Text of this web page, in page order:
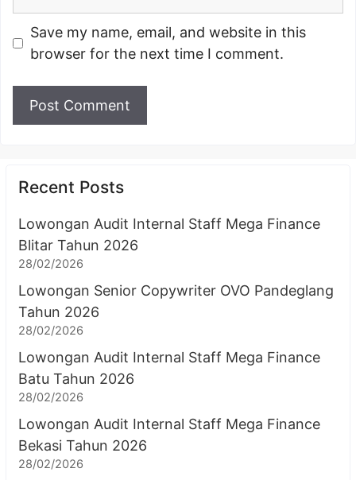
Save my name, email, and website in this
browser for the next time I comment.
Recent Posts
Lowongan Audit Internal Staff Mega Finance
Blitar Tahun 2026
28/02/2026
Lowongan Senior Copywriter OVO Pandeglang
Tahun 2026
28/02/2026
Lowongan Audit Internal Staff Mega Finance
Batu Tahun 2026
28/02/2026
Lowongan Audit Internal Staff Mega Finance
Bekasi Tahun 2026
28/02/2026